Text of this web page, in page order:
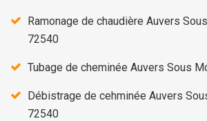
Ramonage de chaudière Auvers
72540
Tubage de cheminée Auvers Sous
Débistrage de cehminée Auvers
72540